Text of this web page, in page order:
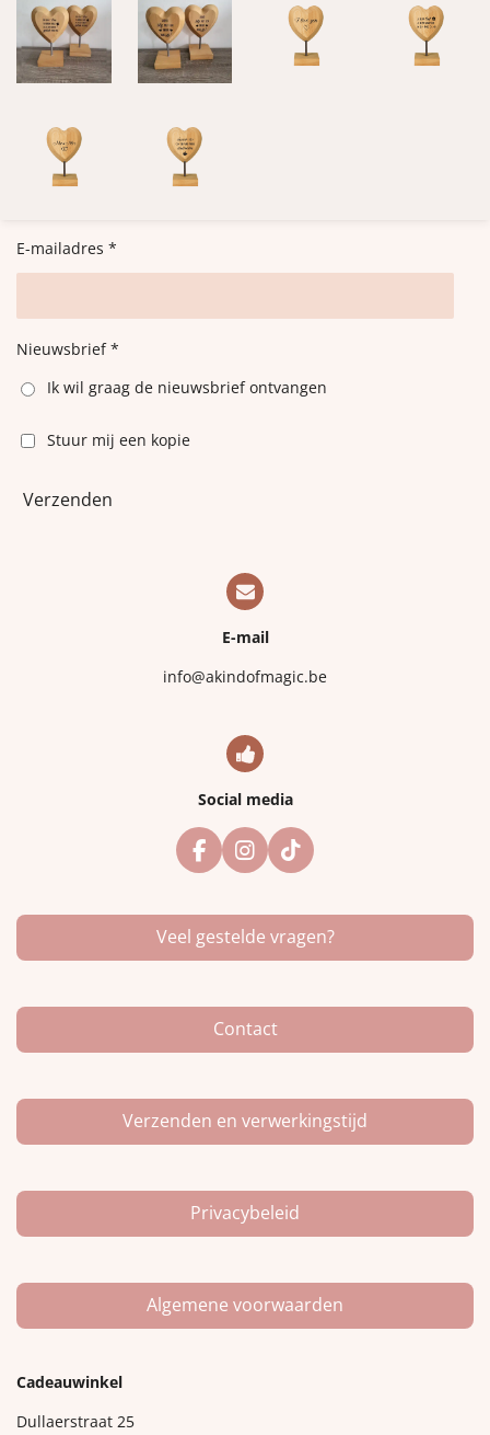
E-mailadres *
Nieuwsbrief *
Ik wil graag de nieuwsbrief ontvangen
Stuur mij een kopie
Verzenden
E-mail
info@akindofmagic.be
Social media
F
a
e
b
o
k
I
n
t
a
g
a
m
T
i
T
o
k
Veel gestelde vragen?
Contact
Verzenden en verwerkingstijd
Privacybeleid
Algemene voorwaarden
Cadeauwinkel
Dullaerstraat 25